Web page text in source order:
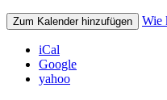
Zum Kalender hinzufügen Wie
iCal
Google
yahoo